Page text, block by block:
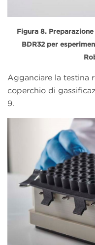
Figura 8.
BDR32 per
Agganciare la testina
coperchio di
9.